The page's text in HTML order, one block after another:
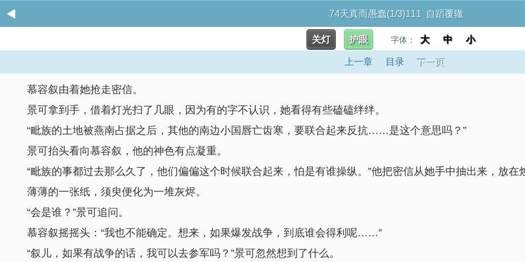
74天真而愚蠢(1/3)111 自蹈覆辙
关灯 护眼 字体： 大 中 小
上一章 目录 下一页
慕容叙由着她抢走密信。
景可拿到手，借着灯光扫了几眼，因为有的字不认识，她看得有些磕磕绊绊。
“毗族的土地被燕南占据之后，其他的南边小国唇亡齿寒，要联合起来反抗……是这个意思吗？”
景可抬头看向慕容叙，他的神色有点凝重。
“毗族的事都过去那么久了，他们偏偏这个时候联合起来，怕是有谁操纵。”他把密信从她手中抽出来，放在
薄薄的一张纸，须臾便化为一堆灰烬。
“会是谁？”景可追问。
慕容叙摇摇头：“我也不能确定。想来，如果爆发战争，到底谁会得利呢……”
“叙儿，如果有战争的话，我可以去参军吗？”景可忽然想到了什么。